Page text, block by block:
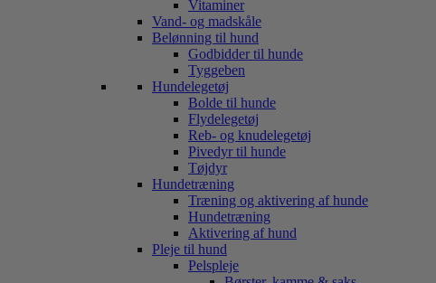
Vitaminer
Vand- og madskåle
Belønning til hund
Godbidder til hunde
Tyggeben
Hundelegetøj
Bolde til hunde
Flydelegetøj
Reb- og knudelegetøj
Pivedyr til hunde
Tøjdyr
Hundetræning
Træning og aktivering af hunde
Hundetræning
Aktivering af hund
Pleje til hund
Pelspleje